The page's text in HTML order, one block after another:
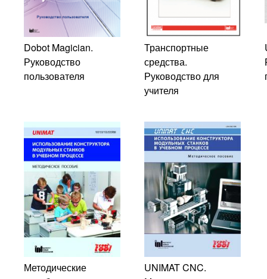
Dobot Magician.
Руководство
пользователя
Транспортные
средства.
Руководство для
учителя
Методические
UNIMAT CNC.